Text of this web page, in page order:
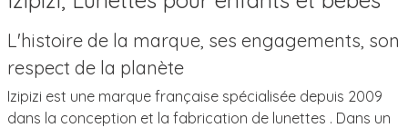
L'histoire de la marque, ses engagements, son
respect de la planète
Izipizi est une marque française spécialisée depuis 2009
dans la conception et la fabrication de lunettes . Dans un